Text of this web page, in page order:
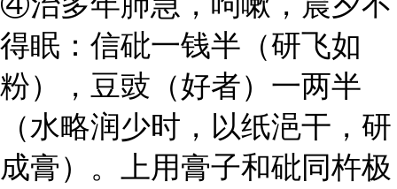
得眠：信砒一钱半（研飞如
粉），豆豉（好者）一两半
（水略润少时，以纸浥干，研
成膏）。上用膏子和砒同杵极